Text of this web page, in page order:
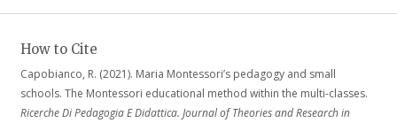
How to Cite
Capobianco, R. (2021). Maria Montessori’s pedagogy and small
schools. The Montessori educational method within the multi-classes.
Ricerche Di Pedagogia E Didattica. Journal of Theories and Research in